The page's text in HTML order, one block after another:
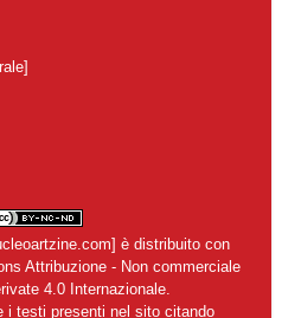
] è distribuito con
Attribuzione - Non commerciale
4.0 Internazionale.
i testi presenti nel sito citando